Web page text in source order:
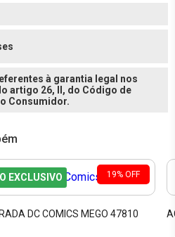
à garantia legal nos
artigo 26, II, do Código de
Consumidor.
19% OFF
EXCLUSIVO
DC COMICS MEGO 47810